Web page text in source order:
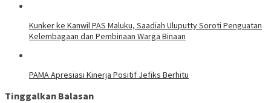
Kunker ke Kanwil PAS Maluku, Saadiah Uluputty Soroti Penguatan
Kelembagaan dan Pembinaan Warga Binaan
PAMA Apresiasi Kinerja Positif Jefiks Berhitu
Tinggalkan Balasan